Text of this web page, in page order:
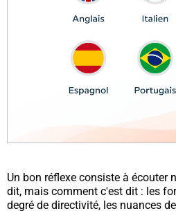
Un bon réflexe consiste à écouter
dit, mais comment c'est dit : les
degré de directivité, les nuances